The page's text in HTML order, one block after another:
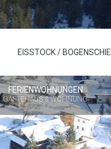
EISSTOCK /
FERIENWOHNUNGEN
GÄSTEHAUS & WOHNUNG